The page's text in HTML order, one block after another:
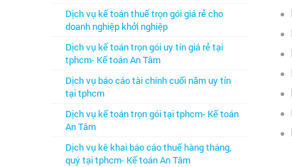
Dịch vụ kế toán thuế trọn gói giá rẻ cho
doanh nghiệp khởi nghiệp
Dịch vụ kế toán trọn gói uy tín giá rẻ tại
tphcm- Kế toán An Tâm
Dịch vụ báo cáo tài chính cuối năm uy tín
tại tphcm
Dịch vụ kế toán trọn gói tại tphcm- Kế toán
An Tâm
Dịch vụ kê khai báo cáo thuế hàng tháng,
quý tại tphcm- Kế toán An Tâm